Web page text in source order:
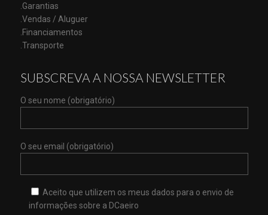
.Garantias
.Vendas / Aluguer
.Financiamentos
.Transporte
SUBSCREVA A NOSSA NEWSLETTER
O seu nome (obrigatório)
O seu email (obrigatório)
Aceito que utilizem os meus dados para o envio de
informações sobre a DCaeiro